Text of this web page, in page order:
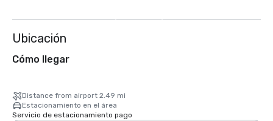
Ubicación
Cómo llegar
Distance from airport 2.49 mi
Estacionamiento en el área
Servicio de estacionamiento pago